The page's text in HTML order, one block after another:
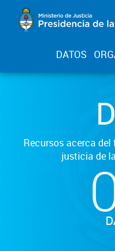
DATOS
Recursos acerca
justicia de